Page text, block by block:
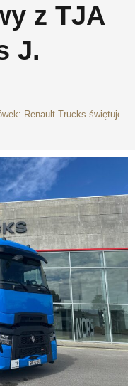
z TJA
J.
Renault Trucks świętuje